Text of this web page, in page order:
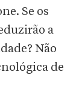
Se os
a
Não
de